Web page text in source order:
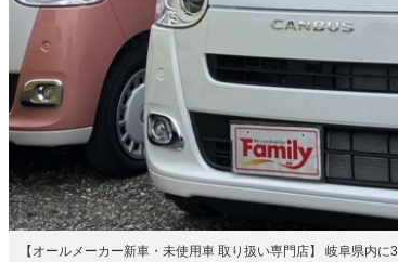
【オールメーカー新車・未使用車 取り扱い専門店】 岐阜県内